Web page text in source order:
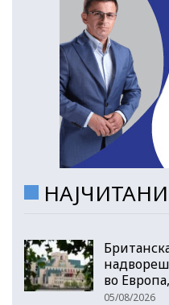
НАЈЧИТАНИ
во
05/08/2026